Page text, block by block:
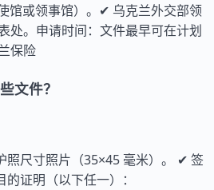
馆或领事馆）。✔ 乌克兰外交部领
处。申请时间：文件最早可在计划
保险
文件？
照尺寸照片（35×45 毫米）。 ✔ 签
证明（以下任一）：